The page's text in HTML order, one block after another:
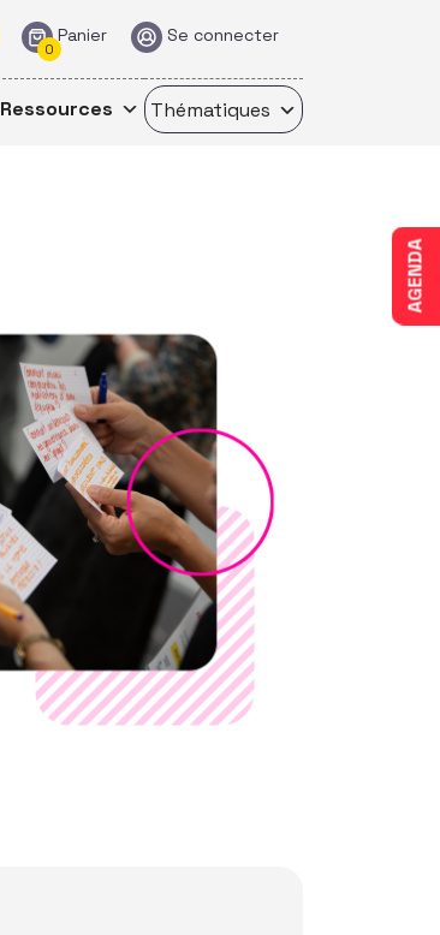
Panier
0
Se connecter
Ressources Thématiques
AGENDA